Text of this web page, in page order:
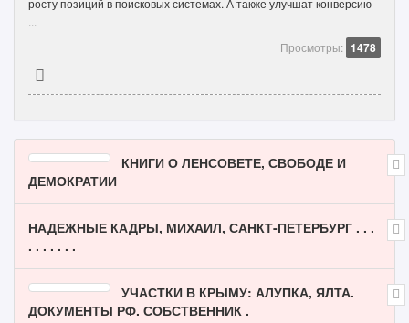
росту позиций в поисковых системах. А также улучшат конверсию
...
Просмотры: 1478
КНИГИ О ЛЕНСОВЕТЕ, СВОБОДЕ И
ДЕМОКРАТИИ
НАДЕЖНЫЕ КАДРЫ, МИХАИЛ, САНКТ-ПЕТЕРБУРГ . . .
. . . . . . .
УЧАСТКИ В КРЫМУ: АЛУПКА, ЯЛТА.
ДОКУМЕНТЫ РФ. СОБСТВЕННИК .